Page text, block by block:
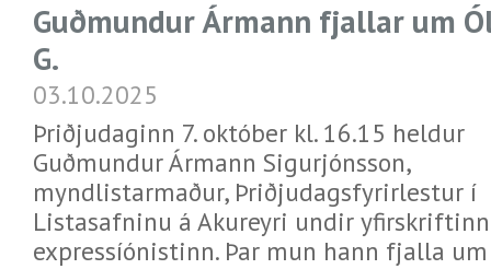
Guðmundur Ármann fjallar um
G.
03.10.2025
Þriðjudaginn 7. október kl. 16.15 heldur
Guðmundur Ármann Sigurjónsson,
myndlistarmaður, Þriðjudagsfyrirlestur í
Listasafninu á Akureyri undir
expressíónistinn. Þar mun hann fjalla